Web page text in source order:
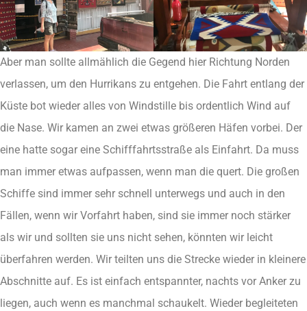
Aber man sollte allmählich die Gegend hier Richtung Norden
verlassen, um den Hurrikans zu entgehen. Die Fahrt entlang der
Küste bot wieder alles von Windstille bis ordentlich Wind auf
die Nase. Wir kamen an zwei etwas größeren Häfen vorbei. Der
eine hatte sogar eine Schifffahrtsstraße als Einfahrt. Da muss
man immer etwas aufpassen, wenn man die quert. Die großen
Schiffe sind immer sehr schnell unterwegs und auch in den
Fällen, wenn wir Vorfahrt haben, sind sie immer noch stärker
als wir und sollten sie uns nicht sehen, könnten wir leicht
überfahren werden. Wir teilten uns die Strecke wieder in kleinere
Abschnitte auf. Es ist einfach entspannter, nachts vor Anker zu
liegen, auch wenn es manchmal schaukelt. Wieder begleiteten